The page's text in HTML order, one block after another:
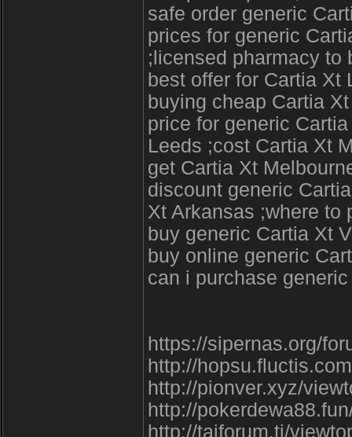
safe order generic
prices for generic
;licensed pharmacy to
best offer for Cartia Xt
buying cheap Cartia
price for generic
Leeds ;cost Cartia Xt
get Cartia Xt
discount generic
Xt Arkansas ;where to
buy generic Cartia Xt
buy online generic
can i purchase
https://sipernas.org/
http://
http://pionver.xyz/
http://
http://tajforum.tj/